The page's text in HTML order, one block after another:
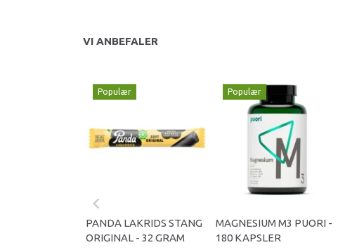
VI ANBEFALER
Populær
PANDA LAKRIDS STANG
ORIGINAL - 32 GRAM
Populær
MAGNESIUM M3 PUORI -
180 KAPSLER